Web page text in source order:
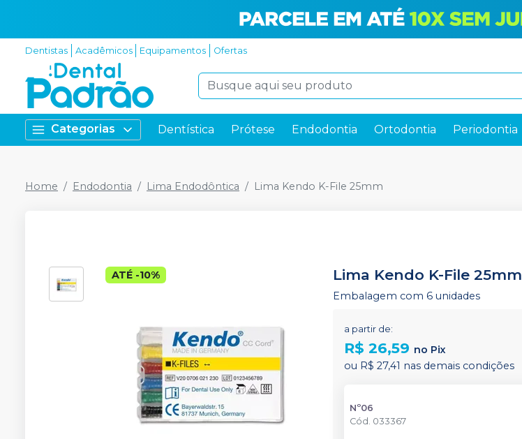
Dentistas Acadêmicos Equipamentos Ofertas
Categorias Dentística Prótese Endodontia Ortodontia Periodontia
Home Endodontia Lima Endodôntica Lima Kendo K-File 25mm
ATÉ -10% Lima Kendo K-File 25mm
Embalagem com 6 unidades
a partir de:
R$ 26,59 no Pix
ou R$ 27,41 nas demais condições
Nº06
Cód. 033367